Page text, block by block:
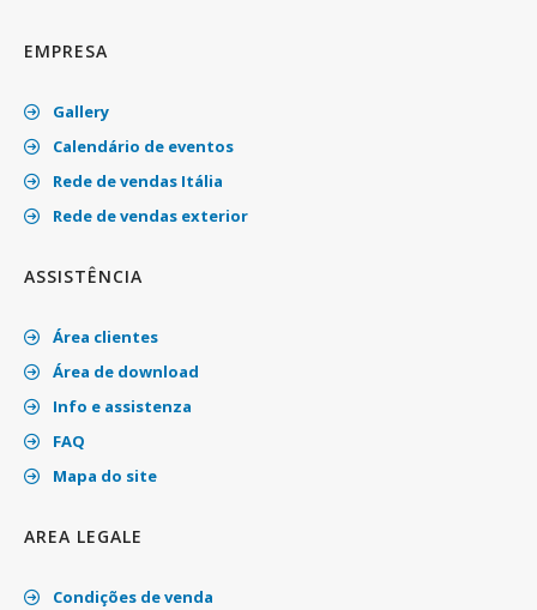
EMPRESA
Gallery
Calendário de eventos
Rede de vendas Itália
Rede de vendas exterior
ASSISTÊNCIA
Área clientes
Área de download
Info e assistenza
FAQ
Mapa do site
AREA LEGALE
Condições de venda